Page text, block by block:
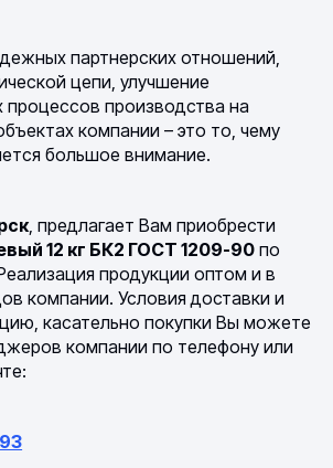
партнерских отношений,
цепи, улучшение
процессов производства на
компании – это то, чему
большое внимание.
, предлагает Вам приобрести
12 кг БК2 ГОСТ 1209-90 по
продукции оптом и в
компании. Условия доставки и
касательно покупки Вы можете
компании по телефону или